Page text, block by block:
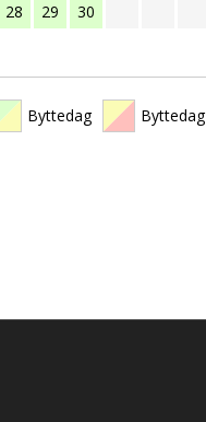
28 29 30
Byttedag Byttedag